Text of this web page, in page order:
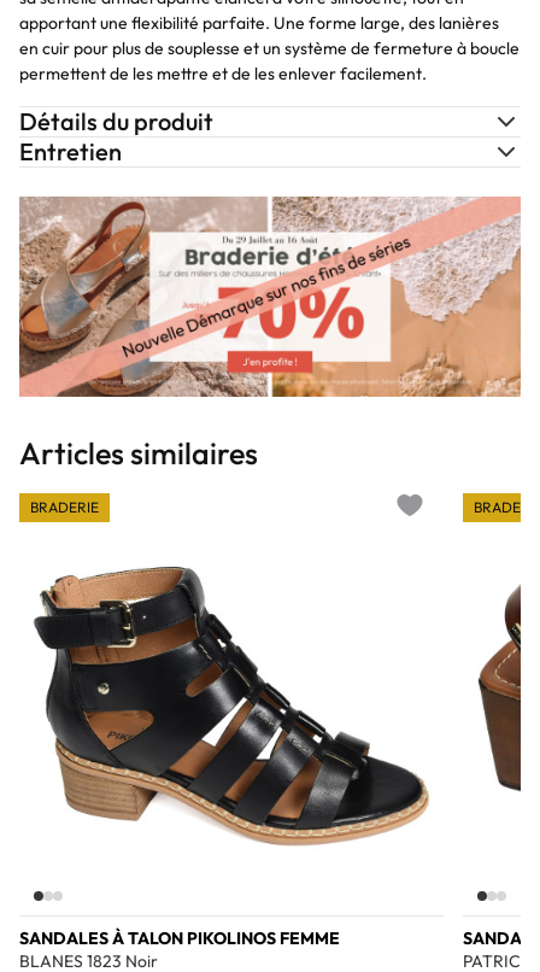
apportant une flexibilité parfaite. Une forme large, des lanières
en cuir pour plus de souplesse et un système de fermeture à boucle
permettent de les mettre et de les enlever facilement.
Détails du produit
Entretien
Articles similaires
SANDALES À TALON PIKOLINOS FEMME
BLANES 1823 Noir
BRADERIE